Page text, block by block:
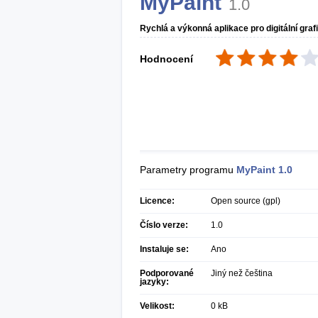
1.0
Rychlá a výkonná aplikace pro digitální
Hodnocení
Parametry programu MyPaint 1.0
Licence: Open source (gpl)
Číslo verze: 1.0
Instaluje se: Ano
Podporované
jazyky:
Jiný než čeština
Velikost: 0 kB